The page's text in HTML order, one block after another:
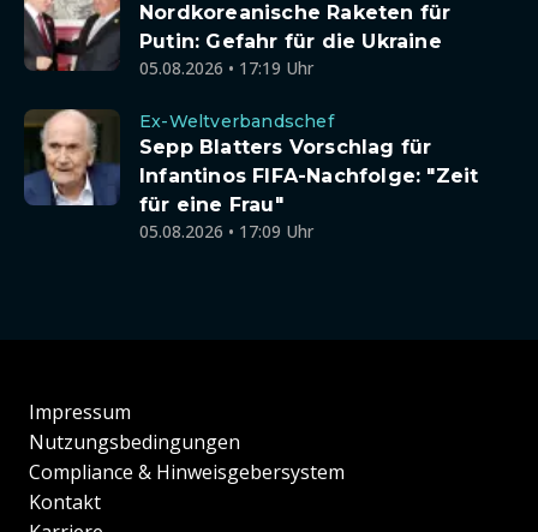
Nordkoreanische Raketen für
Putin: Gefahr für die Ukraine
05.08.2026 • 17:19 Uhr
Ex-Weltverbandschef
Sepp Blatters Vorschlag für
Infantinos FIFA-Nachfolge: "Zeit
für eine Frau"
05.08.2026 • 17:09 Uhr
Impressum
Nutzungsbedingungen
Compliance & Hinweisgebersystem
Kontakt